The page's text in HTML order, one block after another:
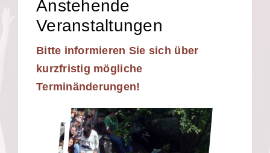
Anstehende
Veranstaltungen
Bitte informieren Sie sich über
kurzfristig mögliche
Terminänderungen!